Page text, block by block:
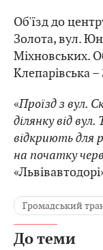
Об'їзд до
Золота, вул.
Міхновських.
Клепарівська
«Проїзд з вул.
ділянку від
відкриють для
на початку
Громадський
До теми